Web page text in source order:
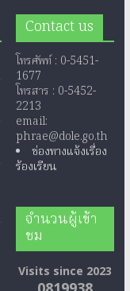
Contact us
โทรศัพท์ : 0-5451-
1677
โทรสาร : 0-5452-
2213
email:
phrae@dole.go.th
ช่องทางแจ้งเรื่อง
ร้องเรียน
จำนวนผู้เข้า
ชม
Visits since 2023